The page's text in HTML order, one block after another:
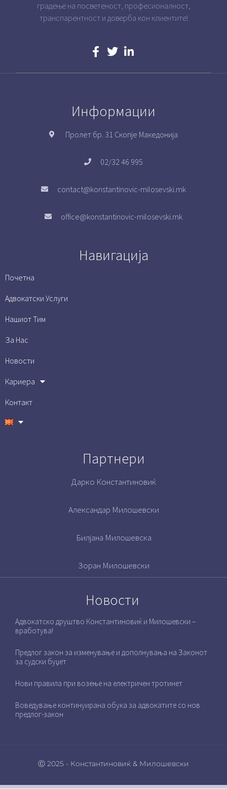
градење на посветеност, професионалност,
транспарентност и доверба кон клиентите!
Информации
Пролет бр. 31 Скопје Македонија
02/32 46 995
contact@konstantinovic-milosevski.mk
office@konstantinovic-milosevski.mk
Навигација
Почетна
Адвокатски Услуги
Нашиот Тим
За Нас
Новости
Кариера
Контакт
Партнери
Дарко Константиновиќ
Александар Милошевски
Билјана Милошевска
Зоран Милошевски
Новости
Адвокатско друштво Константиновиќ и Милошевски –
вработува!
Предлог закон за изменување и дополнувања на Законот
за судски буџет
Нови правила при возење на електричен тротинет
Воведување континуирана обука за адвокатите со нов
предлог-закон
Ⓒ 2025 - Константиновиќ & Милошевски